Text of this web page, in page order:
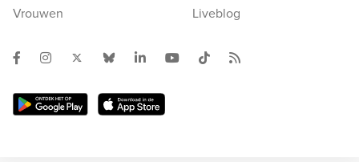
Vrouwen
Liveblog